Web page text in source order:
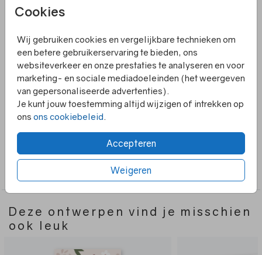
Cookies
Wij gebruiken cookies en vergelijkbare technieken om
een betere gebruikerservaring te bieden, ons
websiteverkeer en onze prestaties te analyseren en voor
marketing- en sociale mediadoeleinden (het weergeven
van gepersonaliseerde advertenties).
Je kunt jouw toestemming altijd wijzigen of intrekken op
ons ons cookiebeleid
Accepteren
Weigeren
Productinformatie
Omschrijving
Wanneer je op zoek bent naar een geboortekaartje met
een romantisch en tijdloos design, dan is dit
geboortekaartje van hartjes en goudfolie perfect voor
jou! Het oudroze en peachy watercolour design is erg
trendy en zal zeker indruk maken op je familie en
Collectie
Deze ontwerpen vind je misschien
ook leuk